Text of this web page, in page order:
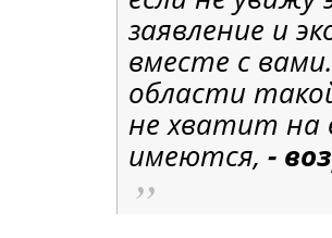
заявление и
вместе с
области
не хватит на
имеются, -